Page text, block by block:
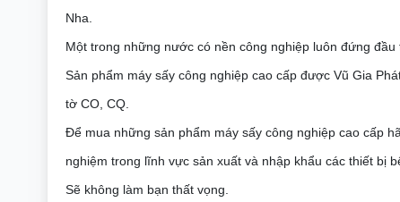
Nha.
Một trong những nước có nền công nghiệp luôn đứng đầu
Sản phẩm máy sấy công nghiệp cao cấp được Vũ Gia
tờ CO, CQ.
Để mua những sản phẩm máy sấy công nghiệp cao cấp
nghiệm trong lĩnh vực sản xuất và nhập khẩu các thiết bị
Sẽ không làm bạn thất vọng.